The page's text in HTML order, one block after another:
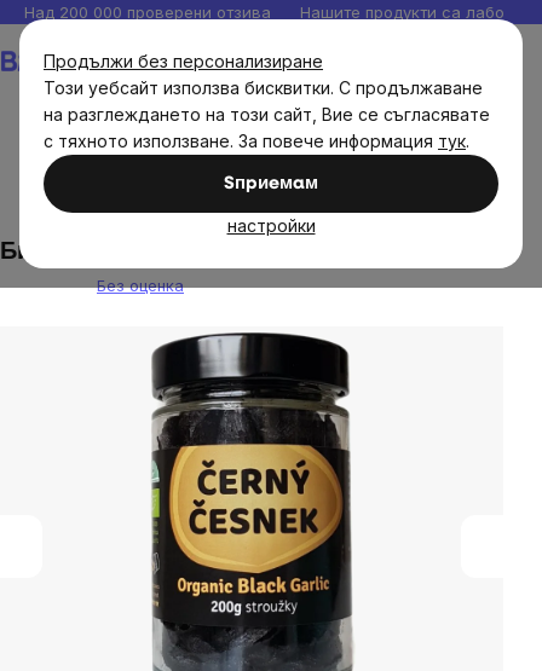
Продължи без персонализиране
Този уебсайт използва бисквитки. С продължаване
на разглеждането на този сайт, Вие се съгласявате
с тяхното използване. За повече информация тук.
Sпpиeмaм
настройки
Прескочи
към
съдържанието
Над 200 000 проверени отзива Нашите продукти са
Хранителни продукти Сушени плодове
плодове и зеленчуци
Био черен чесън 200гр скл
Без оценка